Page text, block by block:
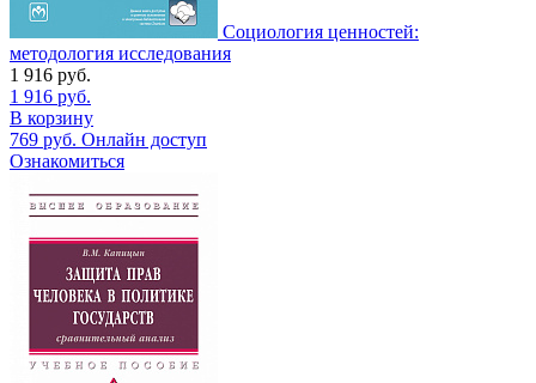
Социология ценностей:
методология исследования
1 916 руб.
1 916 руб.
В корзину
769 руб. Онлайн доступ
Ознакомиться